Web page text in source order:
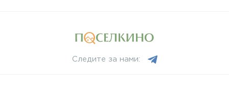
Следите за нами: